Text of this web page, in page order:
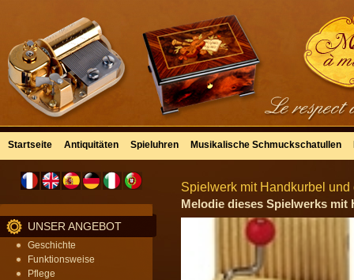
Startseite Antiquitäten Spieluhren Musikalische Schmuckschatullen
UNSER ANGEBOT
Geschichte
Funktionsweise
Pflege
Spielwerk mit Handkurbel
Melodie dieses Spielwerks mit